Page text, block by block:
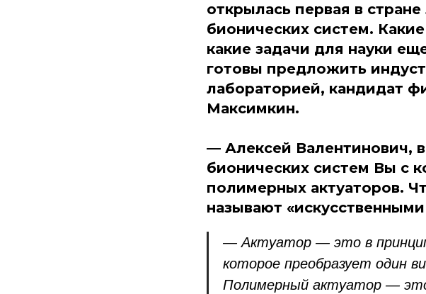
открылась первая в
бионических систем.
какие задачи для науки
готовы предложить
лабораторией, кандидат
Максимкин.
— Алексей Валентинович,
бионических систем Вы с
полимерных актуаторов.
называют
— Актуатор — это в
которое преобразует один
Полимерный актуатор —